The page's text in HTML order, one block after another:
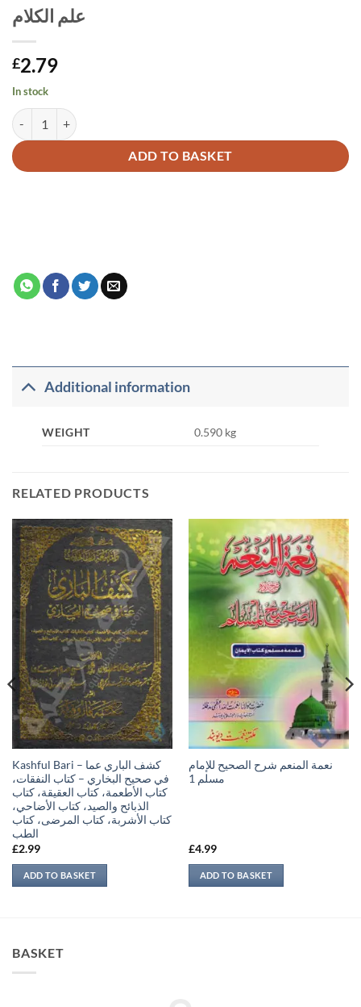
علم الكلام
£2.79
In stock
علم الكلام quantity
ADD TO BASKET
Alternative:
Additional information
WEIGHT 0.590 kg
RELATED PRODUCTS
Kashful Bari – كشف الباري عما
في صحيح البخاري – كتاب النفقات،
كتاب الأطعمة، كتاب العقيقة، كتاب
الذبائح والصيد، كتاب الأضاحي،
كتاب الأشربة، كتاب المرضى، كتاب
الطب
£2.99
ADD TO BASKET
نعمة المنعم شرح الصحيح للإمام
مسلم 1
£4.99
ADD TO BASKET
BASKET